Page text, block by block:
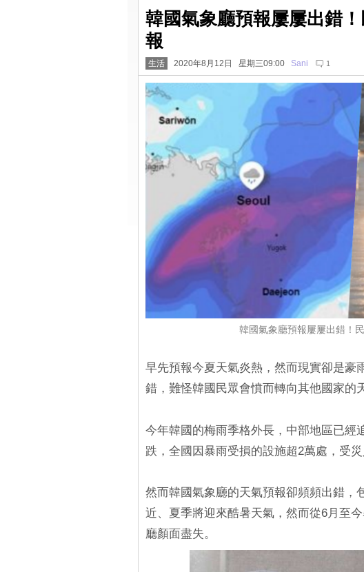
韓國氣象廳預報屢屢出錯
報
生活 2020年8月12日 星期三09:00 Sani 1
韓國氣象廳預報屢屢出錯！
早先預報今夏天氣炎熱，然而現實卻是豪
錯，難怪韓國民眾會憤而轉向其他國家的
今年韓國的梅雨季格外長，中部地區已經
跌，全國因暴雨受損的設施超2萬處，受
然而韓國氣象廳的天氣預報卻頻頻出錯，
近、夏季將迎來酷暑天氣，然而從6月至
廳顏面盡失。